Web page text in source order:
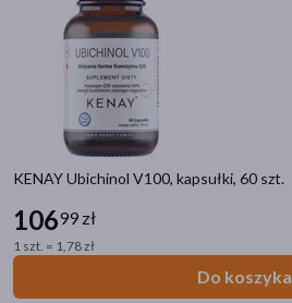
KENAY Ubichinol V100, kapsułki, 60 szt.
10699 zł
1 szt. = 1,78 zł
Do koszyka